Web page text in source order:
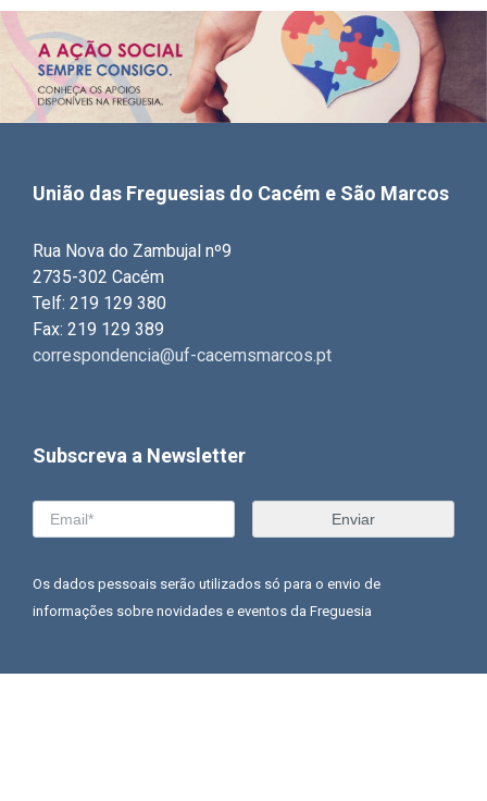
União das Freguesias do Cacém e São Marcos
Rua Nova do Zambujal nº9
2735-302 Cacém
Telf: 219 129 380
Fax: 219 129 389
correspondencia@uf-cacemsmarcos.pt
Subscreva a Newsletter
Os dados pessoais serão utilizados só para o envio de
informações sobre novidades e eventos da Freguesia